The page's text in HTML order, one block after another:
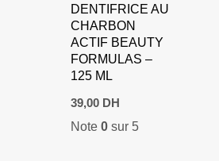
DENTIFRICE AU
CHARBON
ACTIF BEAUTY
FORMULAS –
125 ML
39,00 DH
Note 0sur 5